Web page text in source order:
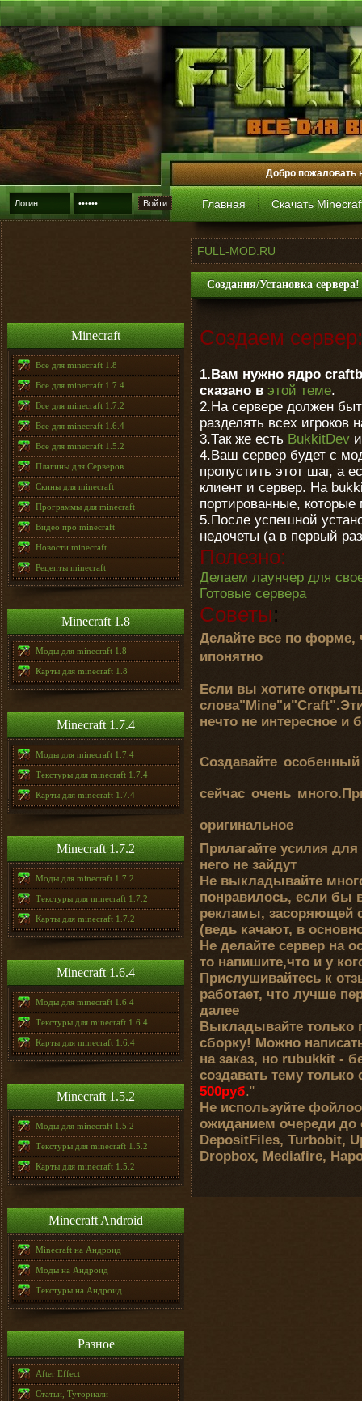
Войти
Добро пожаловать
Главная Скачать
Minecraft
Все для minecraft 1.8
Все для minecraft 1.7.4
Все для minecraft 1.7.2
Все для minecraft 1.6.4
Все для minecraft 1.5.2
Плагины для Серверов
Скины для minecraft
Программы для minecraft
Видео про minecraft
Новости minecraft
Рецепты minecraft
Minecraft 1.8
Моды для minecraft 1.8
Карты для minecraft 1.8
Minecraft 1.7.4
Моды для minecraft 1.7.4
Текстуры для minecraft 1.7.4
Карты для minecraft 1.7.4
Minecraft 1.7.2
Моды для minecraft 1.7.2
Текстуры для minecraft 1.7.2
Карты для minecraft 1.7.2
Minecraft 1.6.4
Моды для minecraft 1.6.4
Текстуры для minecraft 1.6.4
Карты для minecraft 1.6.4
Minecraft 1.5.2
Моды для minecraft 1.5.2
Текстуры для minecraft 1.5.2
Карты для minecraft 1.5.2
Minecraft Android
Minecraft на Андроид
Моды на Андроид
Текстуры на Андроид
Разное
After Effect
Статьи, Туториали
FULL-MOD.RU
Создания/Установка сервера!
Создаем сервер:
1.Вам нужно ядро
сказано в этой теме.
2.На сервере должен
разделять всех игроков
3.Так же есть BukkitDev
4.Ваш сервер будет с
пропустить этот шаг, а
клиент и сервер. На
портированные,
5.После успешной
недочеты (а в первый
Полезно:
Делаем лаунчер для
Готовые сервера
Советы:
Делайте все по
Если вы хотите
нечто не интересное
Создавайте
сейчас очень
оригинальное
Прилагайте усилия
него не зайдут
Не выкладывайте
понравилось, если бы
рекламы, засоряющей
(ведь качают, в
Не делайте сервер на
то напишите,что и у
Прислушивайтесь к
работает, что лучше
далее
Выкладывайте
сборку! Можно
на заказ, но rubukkit -
создавать тему
500руб."
Не используйте
ожиданием очереди до
DepositFiles, Turbobit,
Dropbox, Mediafire,